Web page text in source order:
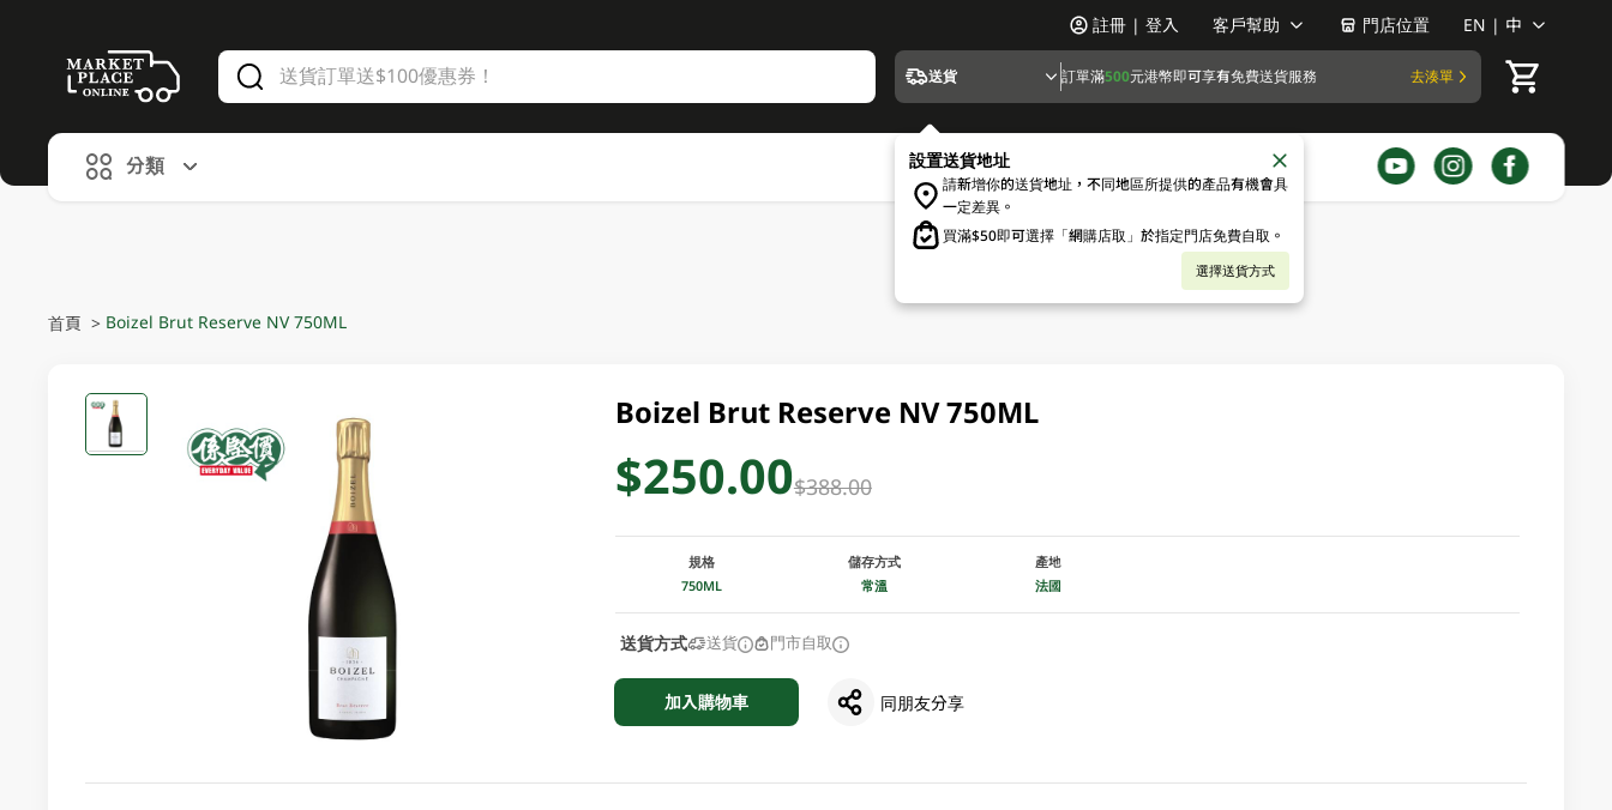
alid Until 30 June 2026
註冊 | 登入 客戶幫助 門店位置 EN | 中
送貨 訂單滿500元港幣即可享有免費送貨服務 去湊單
設置送貨地址
請新增你的送貨地址，不同地區所提供的產品有機會具
一定差異。
買滿$50即可選擇「網購店取」於指定門店免費自取。
選擇送貨方式
分類
首頁 > Boizel Brut Reserve NV 750ML
Boizel Brut Reserve NV 750ML
$250.00$388.00
規格
750ML
儲存方式
常溫
產地
法國
送貨方式 送貨 門市自取
加入購物車 同朋友分享